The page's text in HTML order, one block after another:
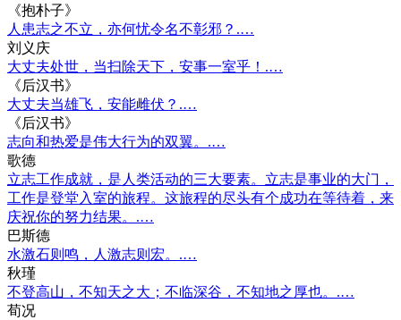
《抱朴子》
人患志之不立，亦何忧令名不彰邪？.…
刘义庆
大丈夫处世，当扫除天下，安事一室乎！.…
《后汉书》
大丈夫当雄飞，安能雌伏？.…
《后汉书》
志向和热爱是伟大行为的双翼。.…
歌德
立志工作成就，是人类活动的三大要素。立志是事业的大门，
工作是登堂入室的旅程。这旅程的尽头有个成功在等待着，来
庆祝你的努力结果。.…
巴斯德
水激石则鸣，人激志则宏。.…
秋瑾
不登高山，不知天之大；不临深谷，不知地之厚也。.…
荀况